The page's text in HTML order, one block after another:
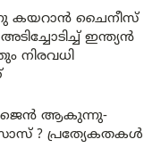
കയറാൻ ചൈനീസ്
ഇന്ത്യൻ
നിരവധി
ജെൻ ആകുന്നു-
? പ്രത്യേകതകൾ